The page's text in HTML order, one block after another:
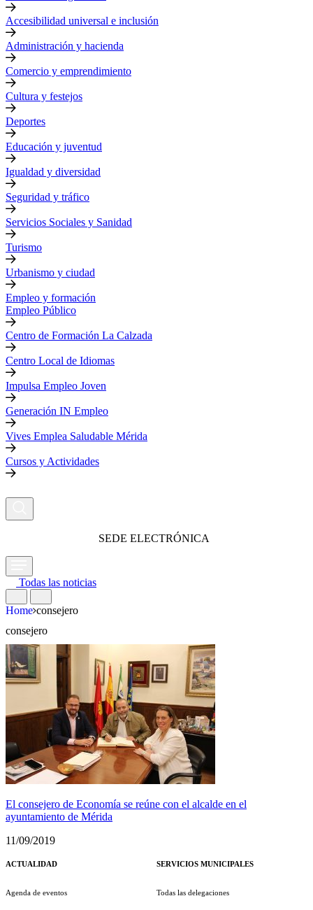
Accesibilidad universal e inclusión
Administración y hacienda
Comercio y emprendimiento
Cultura y festejos
Deportes
Educación y juventud
Igualdad y diversidad
Seguridad y tráfico
Servicios Sociales y Sanidad
Turismo
Urbanismo y ciudad
Empleo y formación
Empleo Público
Centro de Formación La Calzada
Centro Local de Idiomas
Impulsa Empleo Joven
Generación IN Empleo
Vives Emplea Saludable Mérida
Cursos y Actividades
SEDE ELECTRÓNICA
Todas las noticias
Home consejero
consejero
El consejero de Economía se reúne con el alcalde en el
ayuntamiento de Mérida
11/09/2019
ACTUALIDAD
Agenda de eventos
SERVICIOS MUNICIPALES
Todas las delegaciones